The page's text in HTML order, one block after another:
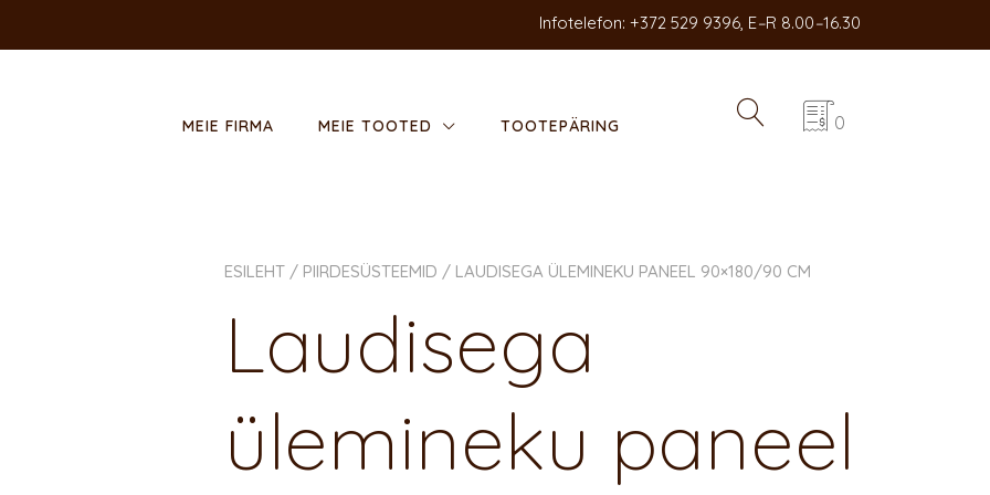
Infotelefon: +372 529 9396, E–R 8.00–16.30
MEIE FIRMA MEIE TOOTED TOOTEPÄRING 0
ESILEHT / PIIRDE­SÜSTEEMID / LAUDISEGA ÜLEMINEKU PANEEL 90×180/90 CM
Laudisega
ülemineku paneel